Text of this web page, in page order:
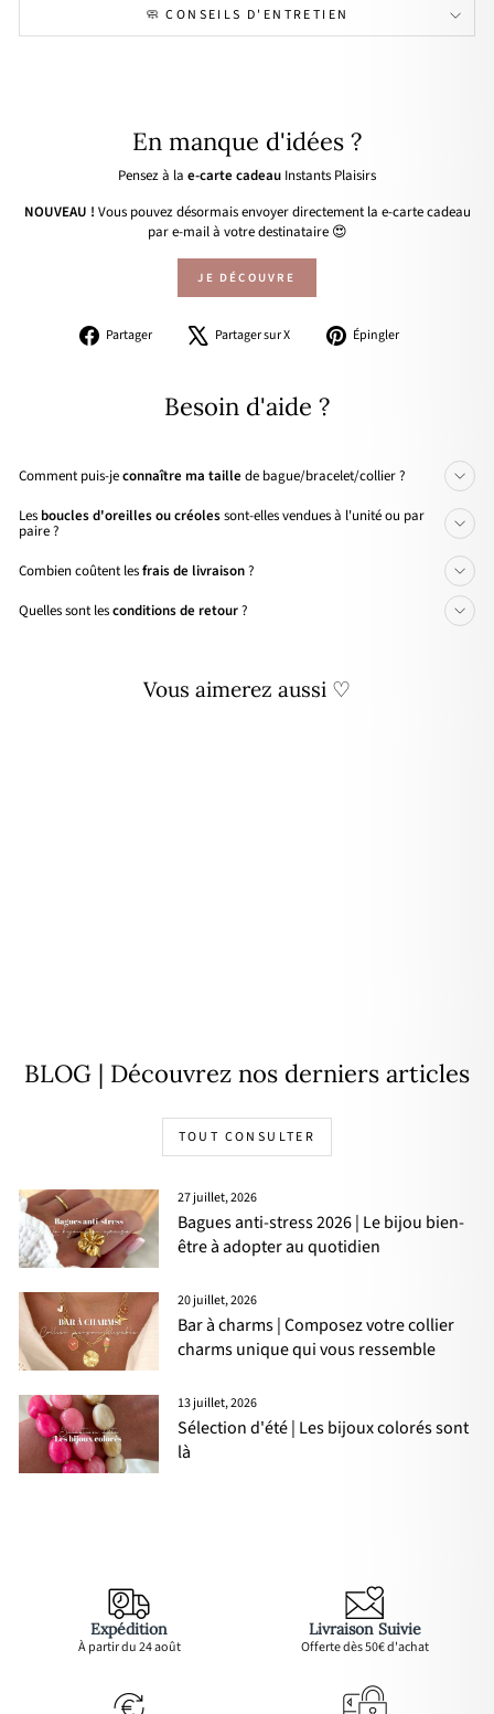
🧼 CONSEILS D'ENTRETIEN
En manque d'idées ?
Pensez à la e-carte cadeau Instants Plaisirs
NOUVEAU ! Vous pouvez désormais envoyer directement la e-carte cadeau
par e-mail à votre destinataire 😍
JE DÉCOUVRE
Partager
PartagerPartager sur X
Tweeter Épingler
Besoin d'aide ?
Comment puis-jeconnaître ma taille de bague/bracelet/collier ?
Les boucles d'oreilles ou créolessont-elles vendues à l'unité ou par
paire ?
Combien coûtent lesfrais de livraison?
Quelles sont lesconditions de retour?
Vous aimerez aussi ♡
BLOG | Découvrez nos derniers articles
TOUT CONSULTER
27 juillet, 2026
Bagues anti-stress 2026 | Le bijou bien-
être à adopter au quotidien
20 juillet, 2026
Bar à charms | Composez votre collier
charms unique qui vous ressemble
13 juillet, 2026
Sélection d'été | Les bijoux colorés sont
là
Expédition
À partir du 24 août
Livraison Suivie
Offerte dès 50€ d'achat